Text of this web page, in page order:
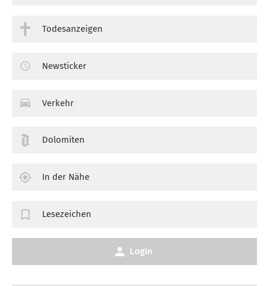
Todesanzeigen
Newsticker
Verkehr
Dolomiten
In der Nähe
Lesezeichen
Login